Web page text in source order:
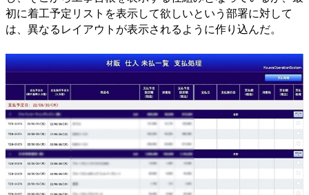
初に着工予定リストを表示して欲しいという部署に対して
は、異なるレイアウトが表示されるように作り込んだ。